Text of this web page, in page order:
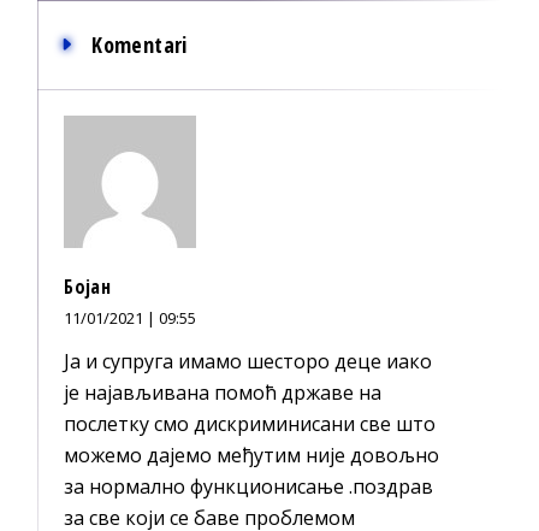
Komentari
Бојан
11/01/2021 | 09:55
Ја и супруга имамо шесторо деце иако
је најављивана помоћ државе на
послетку смо дискриминисани све што
можемо дајемо међутим није довољно
за нормално функционисање .поздрав
за све који се баве проблемом